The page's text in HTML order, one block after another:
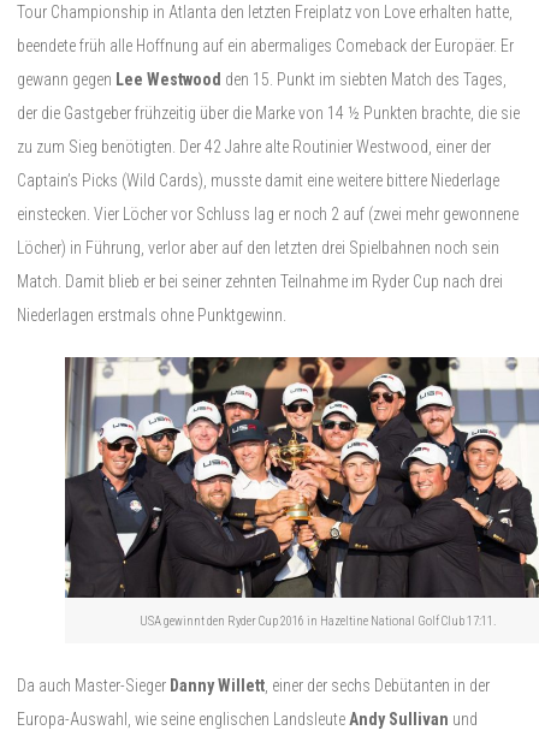
Tour Championship in Atlanta den letzten Freiplatz von Love erhalten hatte,
beendete früh alle Hoffnung auf ein abermaliges Comeback der Europäer. Er
gewann gegen Lee Westwood den 15. Punkt im siebten Match des Tages,
der die Gastgeber frühzeitig über die Marke von 14 ½ Punkten brachte, die sie
zu zum Sieg benötigten. Der 42 Jahre alte Routinier Westwood, einer der
Captain’s Picks (Wild Cards), musste damit eine weitere bittere Niederlage
einstecken. Vier Löcher vor Schluss lag er noch 2 auf (zwei mehr gewonnene
Löcher) in Führung, verlor aber auf den letzten drei Spielbahnen noch sein
Match. Damit blieb er bei seiner zehnten Teilnahme im Ryder Cup nach drei
Niederlagen erstmals ohne Punktgewinn.
USA gewinnt den Ryder Cup 2016 in Hazeltine National Golf Club 17:11.
Da auch Master-Sieger Danny Willett , einer der sechs Debütanten in der
Europa-Auswahl, wie seine englischen Landsleute Andy Sullivan und